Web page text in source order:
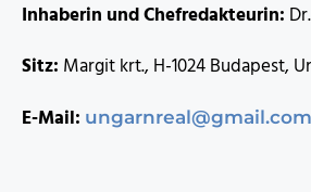
Inhaberin und Chefredakteurin:
Sitz: Margit krt., H-1024 Budapest,
E-Mail: ungarnreal@gmail.com